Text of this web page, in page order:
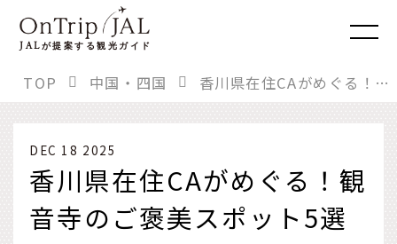
JALが提案する観光ガイド
TOP 中国・四国 香川県在住CAがめぐる！観音寺のご褒美スポット5選
DEC 18 2025
香川県在住CAがめぐる！観
音寺のご褒美スポット5選